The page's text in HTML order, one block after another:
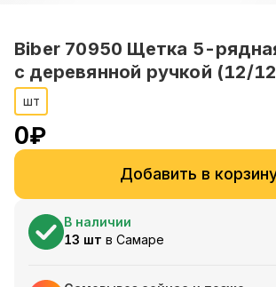
Biber 70950 Щетка 5-
с деревянной ручкой (12/
шт
0₽
Добавить в
В наличии
13 шт в Самаре